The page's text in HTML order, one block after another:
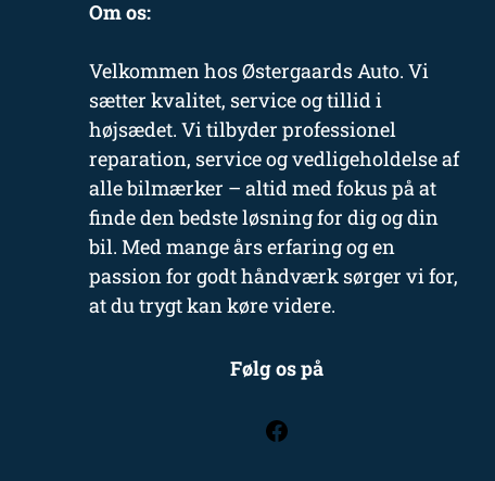
Om os:
Velkommen hos Østergaards Auto. Vi
sætter kvalitet, service og tillid i
højsædet. Vi tilbyder professionel
reparation, service og vedligeholdelse af
alle bilmærker – altid med fokus på at
finde den bedste løsning for dig og din
bil. Med mange års erfaring og en
passion for godt håndværk sørger vi for,
at du trygt kan køre videre.
Følg os på